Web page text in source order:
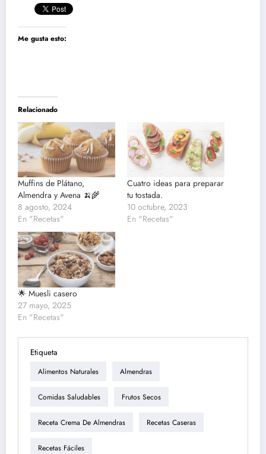
Me gusta esto:
Relacionado
Muffins de Plátano,
Almendra y Avena 🍌🌾
8 agosto, 2024
En "Recetas"
Cuatro ideas para preparar
tu tostada.
10 octubre, 2023
En "Recetas"
🌟 Muesli casero
27 mayo, 2025
En "Recetas"
Etiqueta
Alimentos Naturales Almendras
Comidas Saludables Frutos Secos
Receta Crema De Almendras Recetas Caseras
Recetas Fáciles